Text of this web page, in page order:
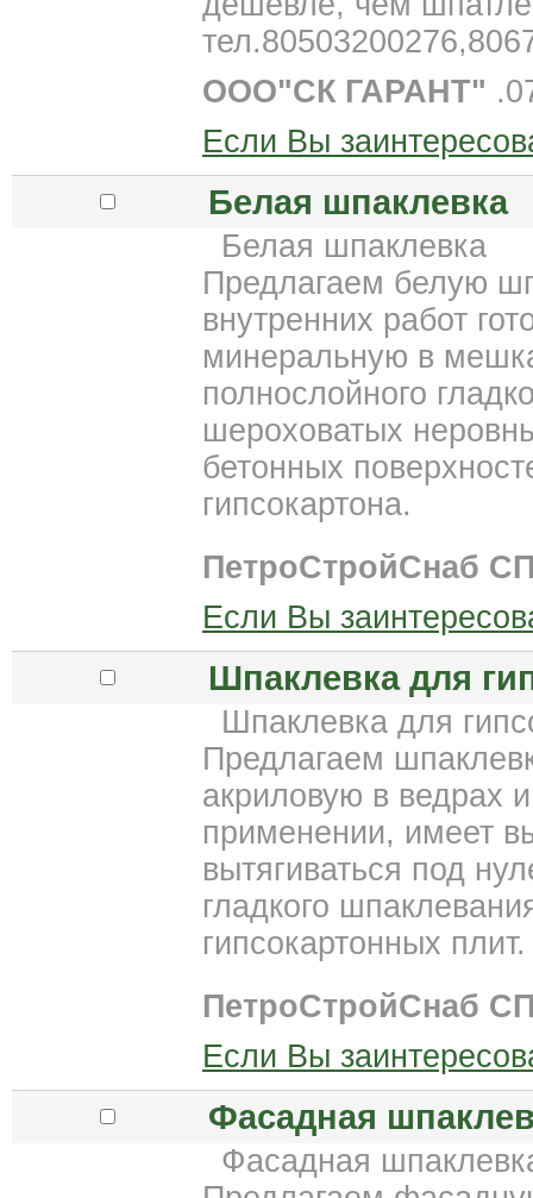
ООО"СК ГАРАНТ"
Если Вы
Белая шпаклевка
Белая шпаклевка
Предлагаем белую
внутренних работ
минеральную в
полнослойного
шероховатых
бетонных
гипсокартона.
ПетроСтройСнаб
Если Вы
Шпаклевка для
Шпаклевка для
Предлагаем
акриловую в ведрах
применении, имеет
вытягиваться под
гладкого
гипсокартонных плит.
ПетроСтройСнаб
Если Вы
Фасадная
Фасадная